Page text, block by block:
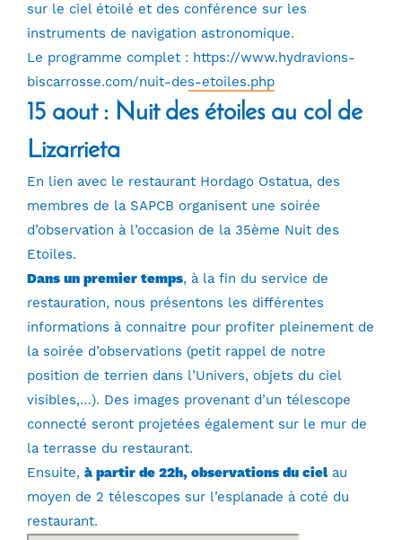
sur le ciel étoilé et des conférence sur les
instruments de navigation astronomique.
Le programme complet : https://www.hydravions-
biscarrosse.com/nuit-des-etoiles.php
15 aout : Nuit des étoiles au col de
Lizarrieta
En lien avec le restaurant Hordago Ostatua, des
membres de la SAPCB organisent une soirée
d’observation à l’occasion de la 35ème Nuit des
Etoiles.
Dans un premier temps, à la fin du service de
restauration, nous présentons les différentes
informations à connaitre pour profiter pleinement de
la soirée d’observations (petit rappel de notre
position de terrien dans l’Univers, objets du ciel
visibles,…). Des images provenant d’un télescope
connecté seront projetées également sur le mur de
la terrasse du restaurant.
Ensuite, à partir de 22h, observations du cielau
moyen de 2 télescopes sur l’esplanade à coté du
restaurant.